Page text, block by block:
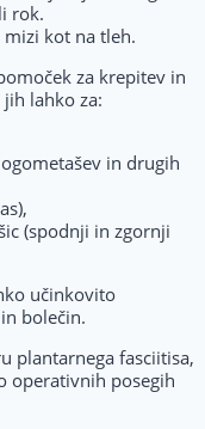
rok.
mizi kot na tleh.
za krepitev in
lahko za:
in drugih
(spodnji in zgornji
učinkovito
bolečin.
plantarnega fasciitisa,
operativnih posegih